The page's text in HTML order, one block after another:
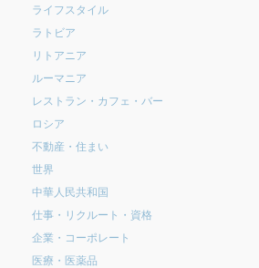
ライフスタイル
ラトビア
リトアニア
ルーマニア
レストラン・カフェ・バー
ロシア
不動産・住まい
世界
中華人民共和国
仕事・リクルート・資格
企業・コーポレート
医療・医薬品